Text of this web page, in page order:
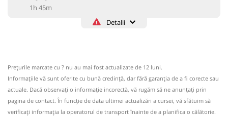
1h 45m
Detalii
Circulă doar luni, miercuri și vineri
Informaţii neactualizate de 6 ani.Se zice că circulă
(2 comentarii)
Prețurile marcate cu ? nu au mai fost actualizate de 12 luni.
Informaţiile vă sunt oferite cu bună credinţă, dar fără garanţia de a fi corecte sau
actuale. Dacă observați o informaţie incorectă, vă rugăm să ne anunțați prin
pagina de contact. În funcție de data ultimei actualizări a cursei, vă sfătuim să
verificaţi informaţia la operatorul de transport înainte de a planifica o călătorie.